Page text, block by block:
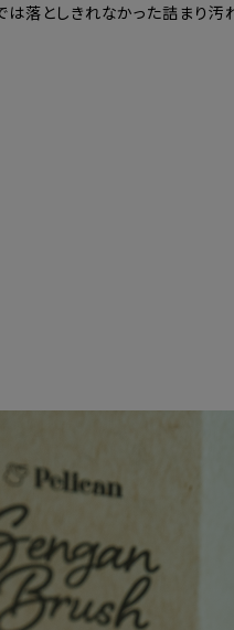
落としきれなかった詰まり汚